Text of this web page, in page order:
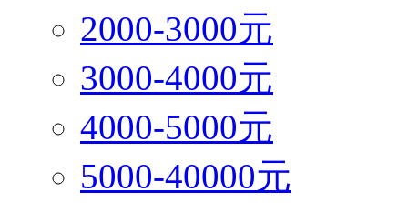
2000-3000元
3000-4000元
4000-5000元
5000-40000元